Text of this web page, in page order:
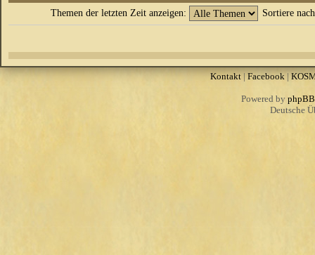
Themen der letzten Zeit anzeigen: Sortiere
Kontakt|Facebook|
Powered by phpBB
Deutsche